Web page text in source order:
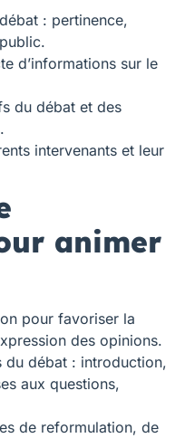
: pertinence,
d’informations sur le
du débat et des
intervenants et leur
animer
pour favoriser la
des opinions.
du débat : introduction,
aux questions,
de reformulation, de